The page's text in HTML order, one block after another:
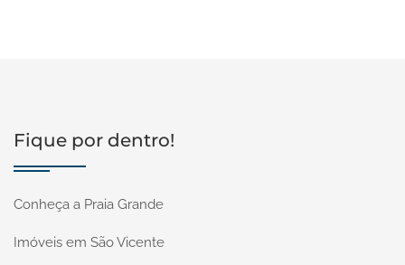
Fique por dentro!
Conheça a Praia Grande
Imóveis em São Vicente